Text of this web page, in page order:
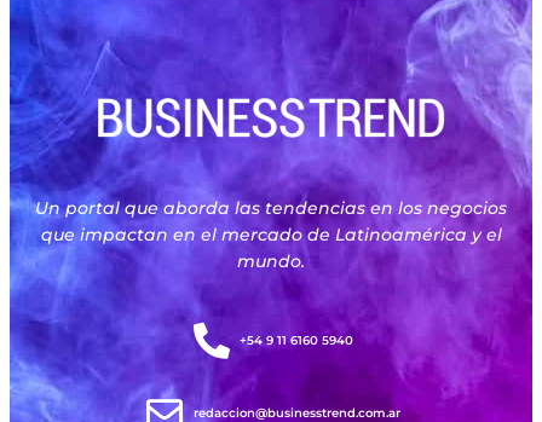
Un portal que aborda las tendencias en los negocios
que impactan en el mercado de Latinoamérica y el
mundo.
+54 9 11 6160 5940
redaccion@businesstrend.com.ar